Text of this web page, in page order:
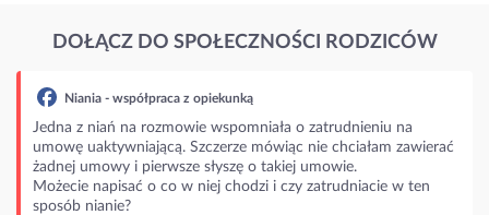
DOŁĄCZ DO SPOŁECZNOŚCI RODZICÓW
Niania - współpraca z opiekunką
Jedna z niań na rozmowie wspomniała o zatrudnieniu na
umowę uaktywniającą. Szczerze mówiąc nie chciałam zawierać
żadnej umowy i pierwsze słyszę o takiej umowie.
Możecie napisać o co w niej chodzi i czy zatrudniacie w ten
sposób nianie?